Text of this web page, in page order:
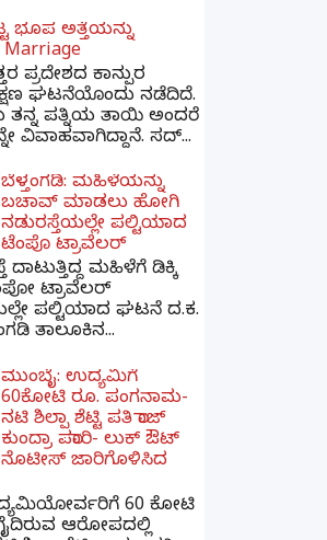
ಭೂಪ ಅತ್ತೆಯನ್ನು
ಪ್ರದೇಶದ ಕಾನ್ಪುರ
ಘಟನೆಯೊಂದು ನಡೆದಿದೆ.
ತನ್ನ ಪತ್ನಿಯ ತಾಯಿ ಅಂದರೆ
ವಿವಾಹವಾಗಿದ್ದಾನೆ. ಸದ್...
ಬೆಳ್ತಂಗಡಿ: ಮಹಿಳೆಯನ್ನು
ಬಚಾವ್ ಮಾಡಲು ಹೋಗಿ
ನಡುರಸ್ತೆಯಲ್ಲೇ ಪಲ್ಟಿಯಾದ
ಟೆಂಪೊ ಟ್ರಾವೆಲರ್
ದಾಟುತ್ತಿದ್ದ ಮಹಿಳೆಗೆ ಡಿಕ್ಕಿ
ಟ್ರಾವೆಲರ್
ಪಲ್ಟಿಯಾದ ಘಟನೆ ದ.ಕ.
ತಾಲೂಕಿನ...
ಮುಂಬೈ: ಉದ್ಯಮಿಗೆ
60ಕೋಟಿ ರೂ. ಪಂಗನಾಮ-
ನಟಿ ಶಿಲ್ಪಾ ಶೆಟ್ಟಿ ಪತಿ ರಾಜ್
ಕುಂದ್ರಾ ಪರಾರಿ- ಲುಕ್ ಔಟ್
ನೊಟೀಸ್ ಜಾರಿಗೊಳಿಸಿದ
60 ಕೋಟಿ
ಆರೋಪದಲ್ಲಿ